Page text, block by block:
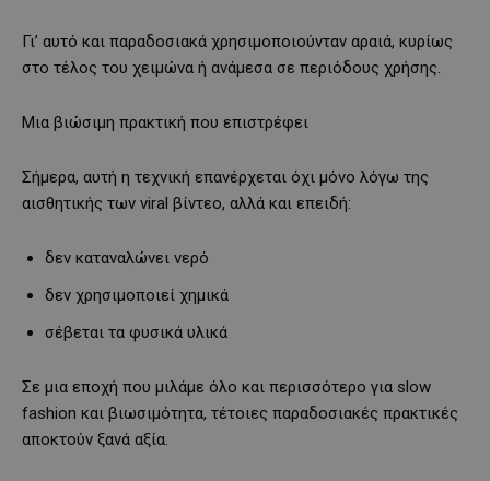
Γι’ αυτό και παραδοσιακά χρησιμοποιούνταν αραιά, κυρίως
στο τέλος του χειμώνα ή ανάμεσα σε περιόδους χρήσης.
Μια βιώσιμη πρακτική που επιστρέφει
Σήμερα, αυτή η τεχνική επανέρχεται όχι μόνο λόγω της
αισθητικής των viral βίντεο, αλλά και επειδή:
δεν καταναλώνει νερό
δεν χρησιμοποιεί χημικά
σέβεται τα φυσικά υλικά
Σε μια εποχή που μιλάμε όλο και περισσότερο για slow
fashion και βιωσιμότητα, τέτοιες παραδοσιακές πρακτικές
αποκτούν ξανά αξία.